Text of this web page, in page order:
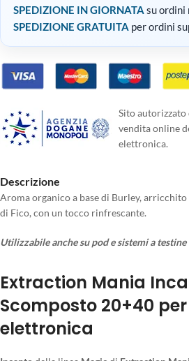
SPEDIZIONE IN GIORNATA su ordini
SPEDIZIONE GRATUITA per ordini
Sito
vendita online
elettronica.
Descrizione
Aroma organico a base di Burley, arricchito
di Fico, con un tocco rinfrescante.
Utilizzabile anche su pod e sistemi a testine
Extraction Mania
Scomposto 20+40
elettronica